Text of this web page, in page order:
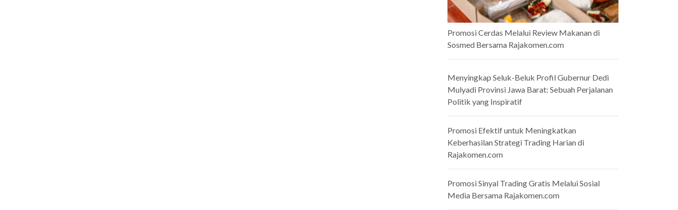
Promosi Cerdas Melalui Review Makanan di
Sosmed Bersama Rajakomen.com
Menyingkap Seluk-Beluk Profil Gubernur Dedi
Mulyadi Provinsi Jawa Barat: Sebuah Perjalanan
Politik yang Inspiratif
Promosi Efektif untuk Meningkatkan
Keberhasilan Strategi Trading Harian di
Rajakomen.com
Promosi Sinyal Trading Gratis Melalui Sosial
Media Bersama Rajakomen.com